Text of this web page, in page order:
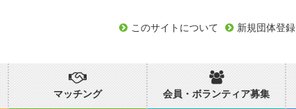
このサイトについて 新規団体登録
マッチング 会員・ボランティア募集